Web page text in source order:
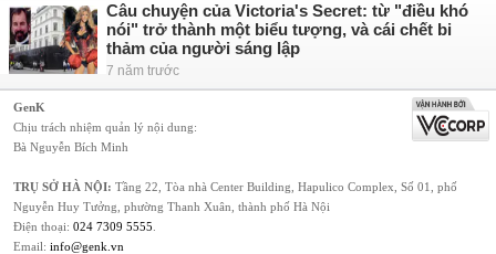
Câu chuyện của Victoria's Secret: từ "điều khó
nói" trở thành một biểu tượng, và cái chết bi
thảm của người sáng lập
7 năm trước
GenK
Chịu trách nhiệm quản lý nội dung:
Bà Nguyễn Bích Minh
TRỤ SỞ HÀ NỘI: Tầng 22, Tòa nhà Center Building, Hapulico Complex, Số 01, phố
Nguyễn Huy Tưởng, phường Thanh Xuân, thành phố Hà Nội
Điện thoại: 024 7309 5555
Email: info@genk.vn